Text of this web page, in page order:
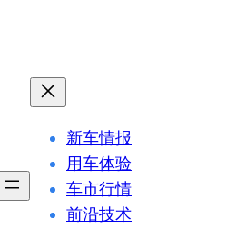
新车情报
用车体验
车市行情
前沿技术